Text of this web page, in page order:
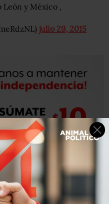
y México ,
julio 29, 2015